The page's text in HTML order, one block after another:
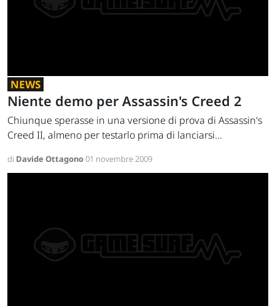
NEWS
Niente demo per Assassin's Creed 2
Chiunque sperasse in una versione di prova di Assassin's
Creed II, almeno per testarlo prima di lanciarsi...
di Davide Ottagono01 novembre 2009